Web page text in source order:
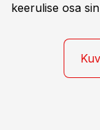
keerulise osa